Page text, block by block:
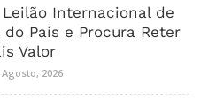
Internacional de
País e Procura Reter
Valor
Agosto, 2026